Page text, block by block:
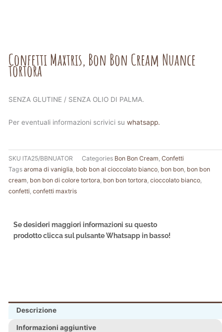
Confetti Maxtris, Bon Bon Cream Nuance
tortora
SENZA GLUTINE / SENZA OLIO DI PALMA.
Per eventuali informazioni scrivici su whatsapp.
SKU ITA25/BBNUATOR Categories Bon Bon Cream Confetti
Tags aroma di vaniglia bob bon al cioccolato bianco bon bon bon bon
cream bon bon di colore tortora bon bon tortora cioccolato bianco
confetti confetti maxtris
Se desideri maggiori informazioni su questo
prodotto clicca sul pulsante Whatsapp in basso!
Descrizione
Informazioni aggiuntive